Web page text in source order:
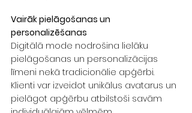
Vairāk pielāgošanas un
personalizēšanas
Digitālā mode nodrošina lielāku
pielāgošanas un personalizācijas
līmeni nekā tradicionālie apģērbi.
Klienti var izveidot unikālus avatarus un
pielāgot apģērbu atbilstoši savām